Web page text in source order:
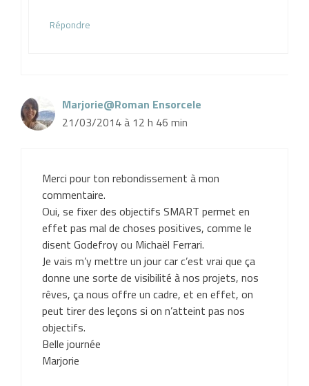
Répondre
Marjorie@Roman Ensorcele
21/03/2014 à 12 h 46 min
Merci pour ton rebondissement à mon
commentaire.
Oui, se fixer des objectifs SMART permet en
effet pas mal de choses positives, comme le
disent Godefroy ou Michaël Ferrari.
Je vais m’y mettre un jour car c’est vrai que ça
donne une sorte de visibilité à nos projets, nos
rêves, ça nous offre un cadre, et en effet, on
peut tirer des leçons si on n’atteint pas nos
objectifs.
Belle journée
Marjorie